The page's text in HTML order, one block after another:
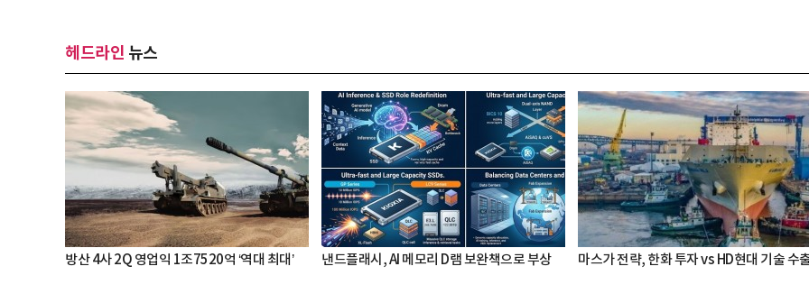
헤드라인 뉴스
방산 4사 2Q 영업익 1조7520억 ‘역대 최대’ 낸드플래시, AI 메모리 D램 보완책으로 부상 마스가 전략, 한화 투자 vs HD현대 기술 수